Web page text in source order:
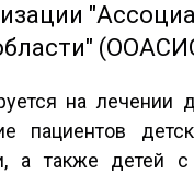
на лечении
пациентов
а также детей